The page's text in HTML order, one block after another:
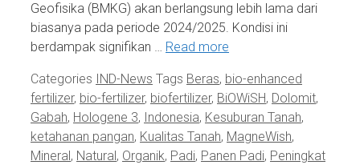
Geofisika (BMKG) akan berlangsung lebih lama dari
biasanya pada periode 2024/2025. Kondisi ini
berdampak signifikan … Read more
Categories IND-News Tags Beras, bio-enhanced
fertilizer, bio-fertilizer, biofertilizer, BiOWiSH, Dolomit,
Gabah, Hologene 3, Indonesia, Kesuburan Tanah,
ketahanan pangan, Kualitas Tanah, MagneWish,
Mineral , Natural , Organik, Padi, Panen Padi, Peningkat